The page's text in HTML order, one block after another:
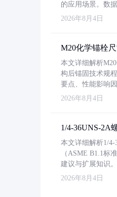
的应用场景。数
2026年8月4日
M20化学锚栓
本文详细解析
构后锚固技术规
要点、性能影响
2026年8月4日
1/4-36UNS-2A
本文详细解析1/
（ASME B1.1标
建议与扩展知识。
2026年8月4日